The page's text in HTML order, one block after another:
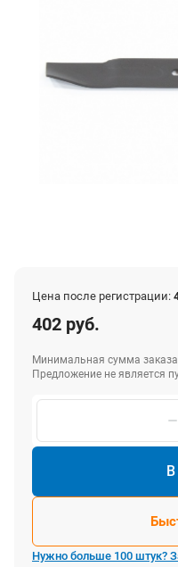
Цена после регистрации:
402 руб.
Минимальная сумма
Предложение не является
Нужно больше 100 штук?